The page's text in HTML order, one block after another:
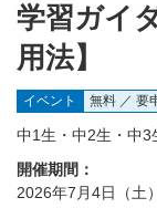
学習ガイ
用法】
イベント 無料 ／ 要
中1生・中2生・中3
開催期間：
2026年7月4日（土）